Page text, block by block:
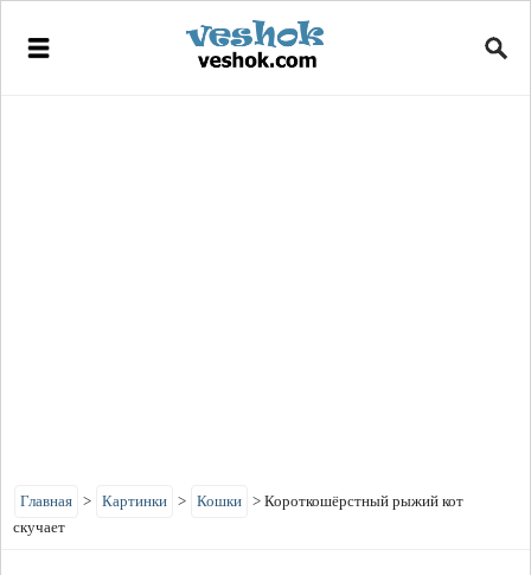
Главная > Картинки > Кошки > Короткошёрстный рыжий кот
скучает